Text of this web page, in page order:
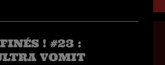
! #23 :
VOMIT